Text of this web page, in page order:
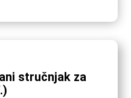
stručnjak za